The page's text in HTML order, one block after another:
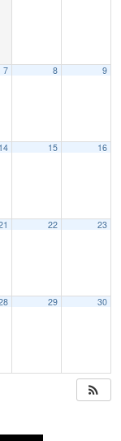
7 8 9
14 15 16
22 23
29 30